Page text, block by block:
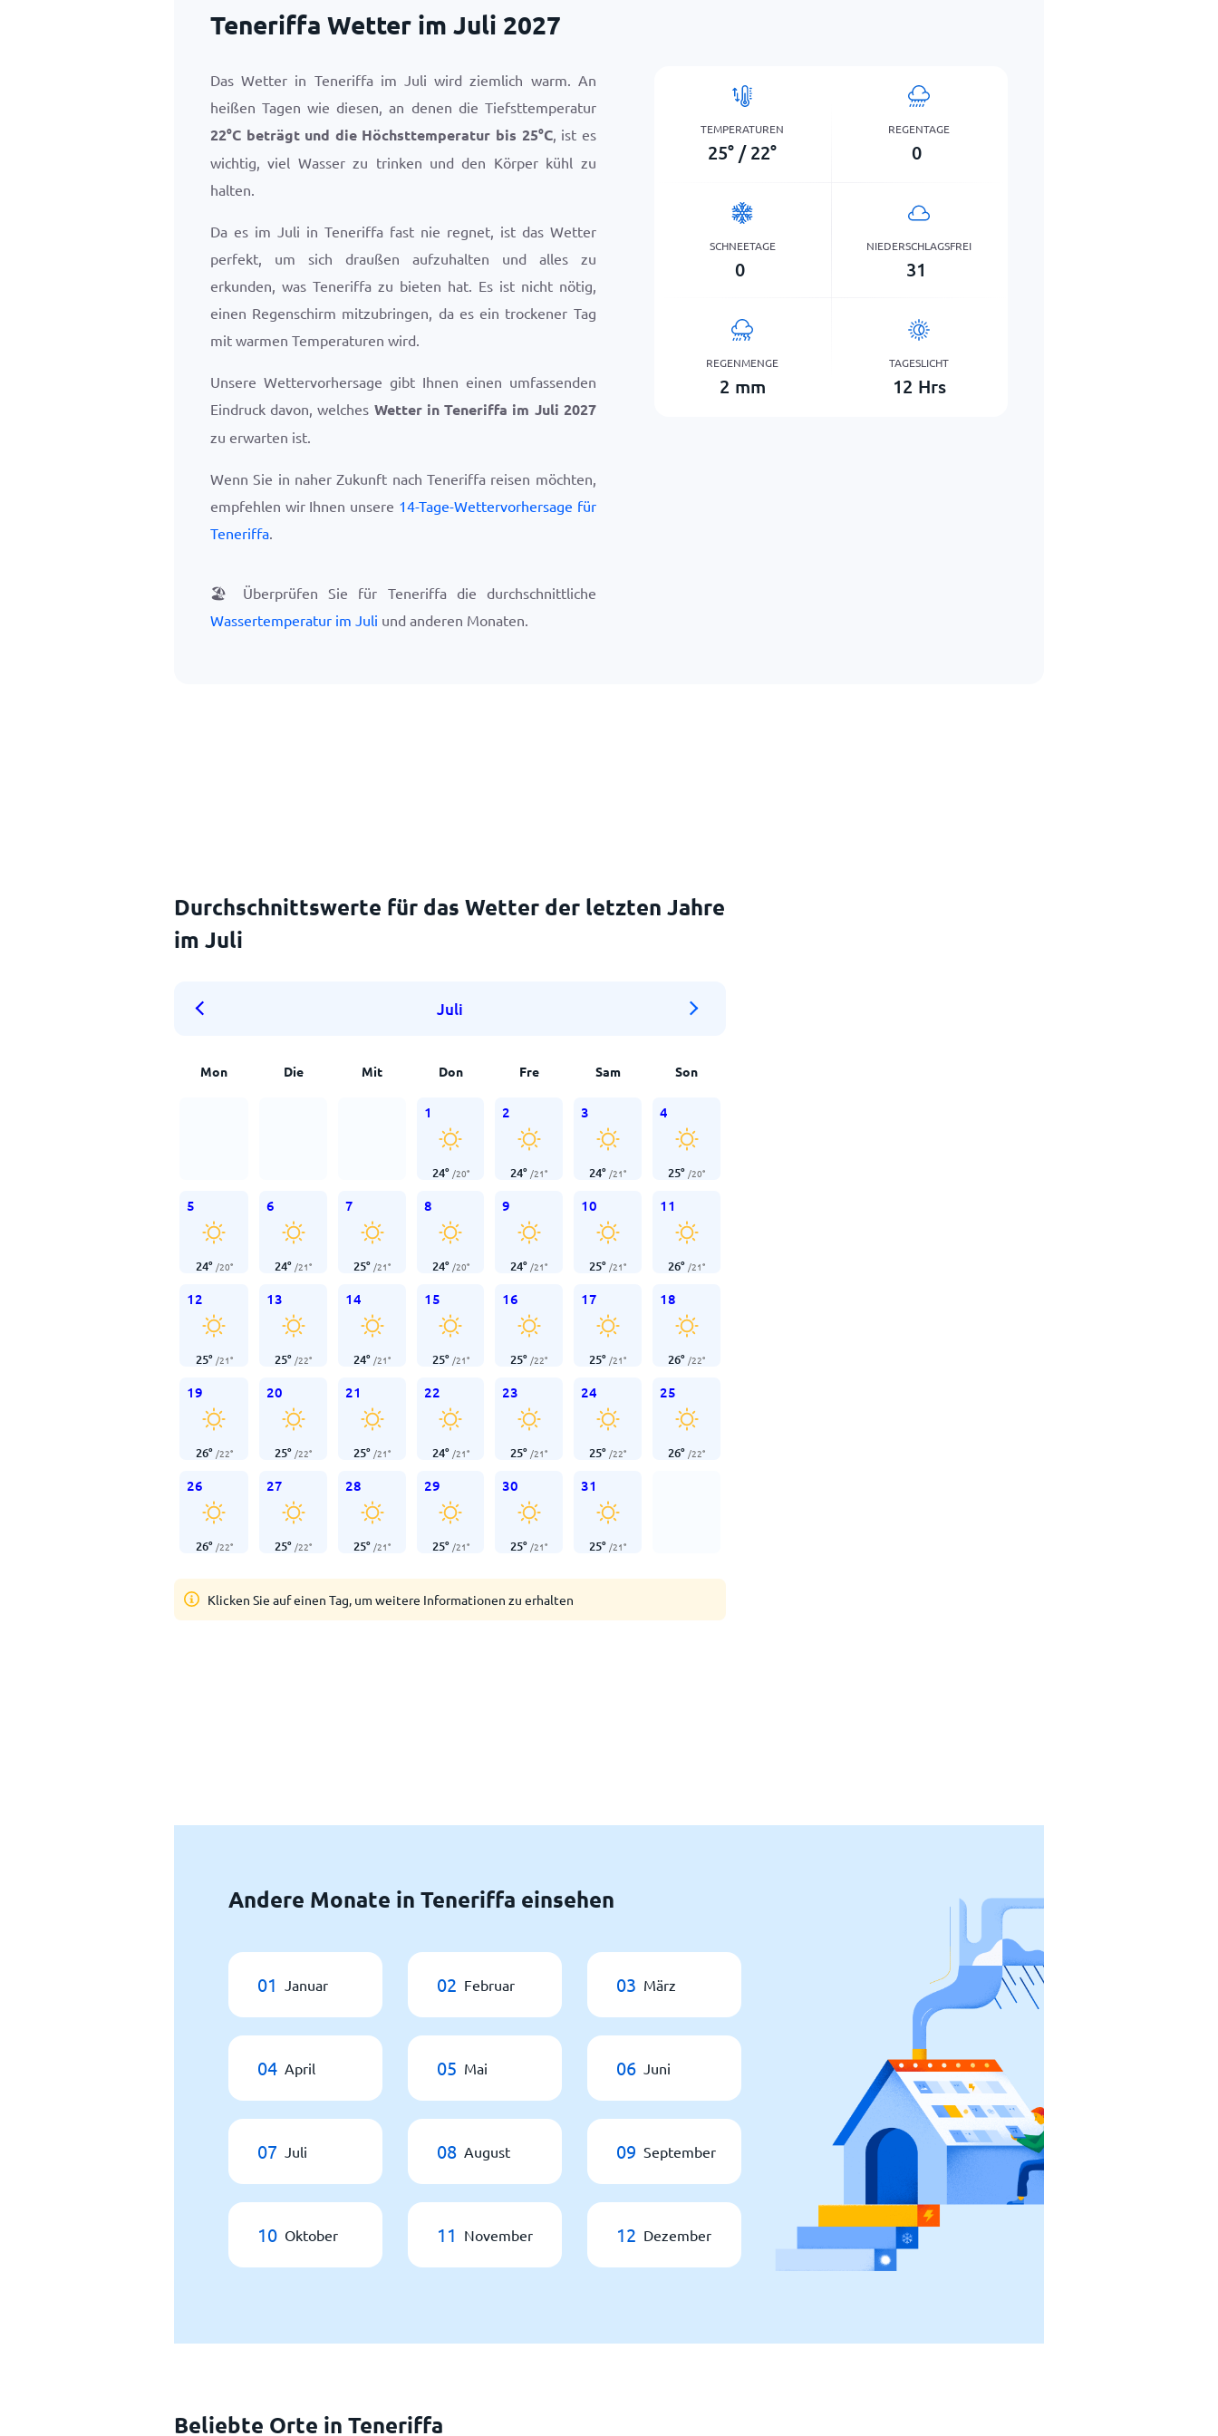
Teneriffa Wetter im Juli 2027
Das Wetter in Teneriffa im Juli wird ziemlich warm. An
heißen Tagen wie diesen, an denen die Tiefsttemperatur
22°C beträgt und die Höchsttemperatur bis 25°C, ist es
wichtig, viel Wasser zu trinken und den Körper kühl zu
halten.
Da es im Juli in Teneriffa fast nie regnet, ist das Wetter
perfekt, um sich draußen aufzuhalten und alles zu
erkunden, was Teneriffa zu bieten hat. Es ist nicht nötig,
einen Regenschirm mitzubringen, da es ein trockener Tag
mit warmen Temperaturen wird.
Unsere Wettervorhersage gibt Ihnen einen umfassenden
Eindruck davon, welches Wetter in Teneriffa im Juli 2027
zu erwarten ist.
Wenn Sie in naher Zukunft nach Teneriffa reisen möchten,
empfehlen wir Ihnen unsere 14-Tage-Wettervorhersage für
Teneriffa.
🏖️
Überprüfen Sie für Teneriffa die durchschnittliche
Wassertemperatur im Juli und anderen Monaten.
TEMPERATUREN
25° / 22°
REGENTAGE
0
SCHNEETAGE
0
NIEDERSCHLAGSFREI
31
REGENMENGE
2 mm
TAGESLICHT
12 Hrs
Durchschnittswerte für das Wetter der letzten Jahre
im Juli
Juli
Mon Die Mit Don Fre Sam Son
1
24° /20°
2
24° /21°
3
24° /21°
4
25° /20°
5
24° /20°
6
24° /21°
7
25° /21°
8
24° /20°
9
24° /21°
10
25° /21°
11
26° /21°
12
25° /21°
13
25° /22°
14
24° /21°
15
25° /21°
16
25° /22°
17
25° /21°
18
26° /22°
19
26° /22°
20
25° /22°
21
25° /21°
22
24° /21°
23
25° /21°
24
25° /22°
25
26° /22°
26
26° /22°
27
25° /22°
28
25° /21°
29
25° /21°
30
25° /21°
31
25° /21°
Klicken Sie auf einen Tag, um weitere Informationen zu erhalten
Andere Monate in Teneriffa einsehen
01 Januar 02 Februar 03 März
04 April 05 Mai 06 Juni
07 Juli 08 August 09 September
10 Oktober 11 November 12 Dezember
Beliebte Orte in Teneriffa